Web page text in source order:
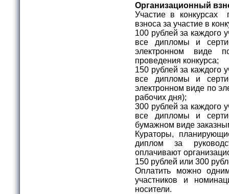
Организационный
Участие в конкурсах
взноса за участие в
100 рублей за каждого
все дипломы и
электронном виде
проведения конкурса;
150 рублей за каждого
все дипломы и
электронном виде по
рабочих дня);
300 рублей за каждого
все дипломы и
бумажном виде
Кураторы,
диплом за
оплачивают
150 рублей или 300
Оплатить можно
участников и
носители.